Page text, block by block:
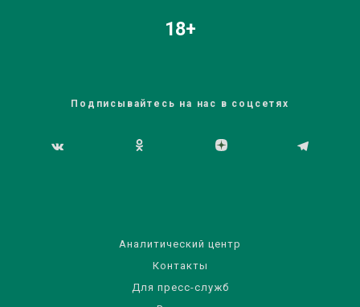
18+
Подписывайтесь на нас в соцсетях
Аналитический центр
Контакты
Для пресс-служб